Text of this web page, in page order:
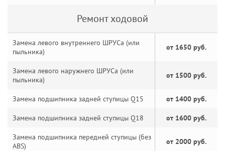
Ремонт ходовой
Замена левого внутреннего ШРУСа (или
пыльника)
от 1650 руб.
Замена левого наружнего ШРУСа (или
пыльника)
от 1500 руб.
Замена подшипника задней ступицы Q15 от 1400 руб.
Замена подшипника задней ступицы Q18 от 1600 руб.
Замена подшипника передней ступицы (без
ABS)
от 2000 руб.